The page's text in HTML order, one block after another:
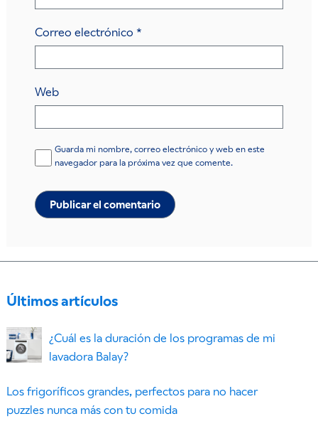
Correo electrónico *
Web
Guarda mi nombre, correo electrónico y web en este
navegador para la próxima vez que comente.
Últimos artículos
¿Cuál es la duración de los programas de mi
lavadora Balay?
Los frigoríficos grandes, perfectos para no hacer
puzzles nunca más con tu comida